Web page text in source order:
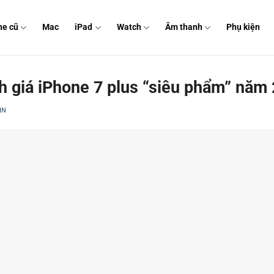
cũ Mac iPad Watch Âm thanh Phụ kiện
giá iPhone 7 plus “siêu phẩm” năm